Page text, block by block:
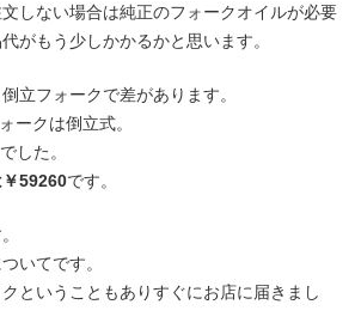
しない場合は純正のフォークオイルが必要
がもう少しかかるかと思います。
立フォークで差があります。
ークは倒立式。
でした。
59260です。
いてです。
ということもありすぐにお店に届きまし